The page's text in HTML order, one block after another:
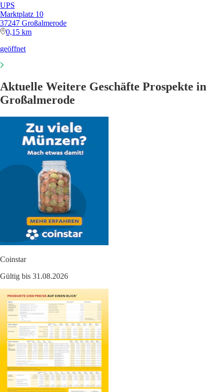
UPS
Marktplatz 10
37247 Großalmerode
0,15 km
geöffnet
Aktuelle Weitere Geschäfte Prospekte in
Großalmerode
Coinstar
Gültig bis 31.08.2026